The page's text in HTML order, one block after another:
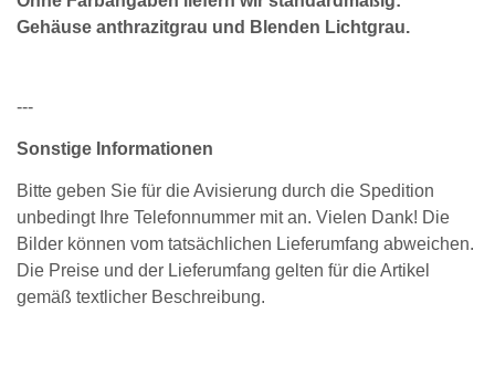
Gehäuse anthrazitgrau und Blenden Lichtgrau.
---
Sonstige Informationen
Bitte geben Sie für die Avisierung durch die Spedition
unbedingt Ihre Telefonnummer mit an. Vielen Dank! Die
Bilder können vom tatsächlichen Lieferumfang abweichen.
Die Preise und der Lieferumfang gelten für die Artikel
gemäß textlicher Beschreibung.